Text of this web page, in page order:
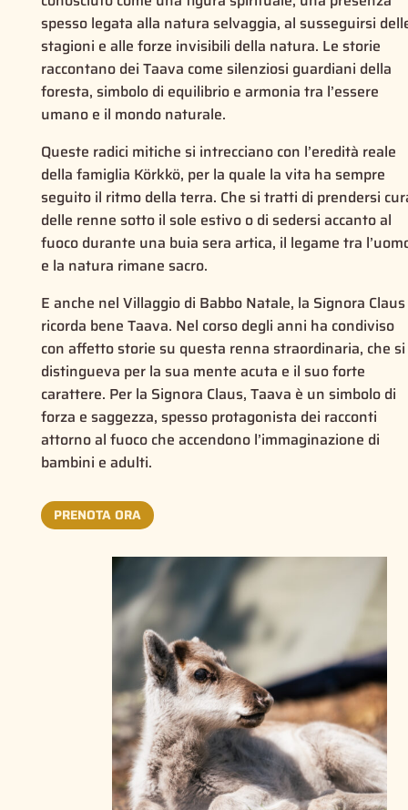
spesso legata alla natura selvaggia, al susseguirsi
stagioni e alle forze invisibili della natura. Le storie
raccontano dei Taava come silenziosi guardiani della
foresta, simbolo di equilibrio e armonia tra l’essere
umano e il mondo naturale.
Queste radici mitiche si intrecciano con l’eredità reale
della famiglia Körkkö, per la quale la vita ha sempre
seguito il ritmo della terra. Che si tratti di prendersi
delle renne sotto il sole estivo o di sedersi accanto al
fuoco durante una buia sera artica, il legame tra
e la natura rimane sacro.
E anche nel Villaggio di Babbo Natale, la Signora Claus
ricorda bene Taava. Nel corso degli anni ha condiviso
con affetto storie su questa renna straordinaria, che si
distingueva per la sua mente acuta e il suo forte
carattere. Per la Signora Claus, Taava è un simbolo di
forza e saggezza, spesso protagonista dei racconti
attorno al fuoco che accendono l’immaginazione di
bambini e adulti.
PRENOTA ORA